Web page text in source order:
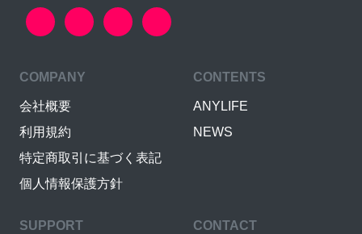
COMPANY
会社概要
利用規約
特定商取引に基づく表記
個人情報保護方針
CONTENTS
ANYLIFE
NEWS
SUPPORT CONTACT